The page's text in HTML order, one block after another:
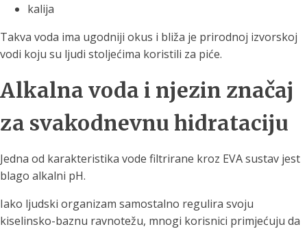
kalija
Takva voda ima ugodniji okus i bliža je prirodnoj izvorskoj
vodi koju su ljudi stoljećima koristili za piće.
Alkalna voda i njezin značaj
za svakodnevnu hidrataciju
Jedna od karakteristika vode filtrirane kroz EVA sustav jest
blago alkalni pH.
Iako ljudski organizam samostalno regulira svoju
kiselinsko-baznu ravnotežu, mnogi korisnici primjećuju da